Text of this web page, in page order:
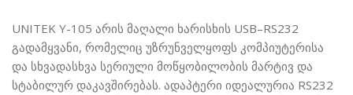
UNITEK Y-105 არის მაღალი ხარისხის USB–RS232
გადამყვანი, რომელიც უზრუნველყოფს კომპიუტერისა
და სხვადასხვა სერიული მოწყობილობის მარტივ და
სტაბილურ დაკავშირებას. ადაპტერი იდეალურია RS232